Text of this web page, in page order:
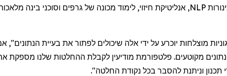
NLP, אנליטיקת חיזוי, לימוד מכונה של גרפים וסוכני בינה
מוצלחות יוכרע על ידי אלה שיכולים לפתור את בעיית הנתונים",
מקוטעים. פלטפורמת מודיעין לקבלת ההחלטות שלנו מספקת
וניתנת להסבר בכל נקודת החלטה".